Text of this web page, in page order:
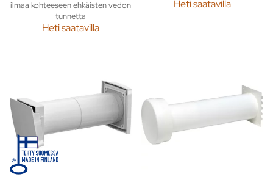
ilmaa kohteeseen ehkäisten vedon
tunnetta
Heti saatavilla
Heti saatavilla